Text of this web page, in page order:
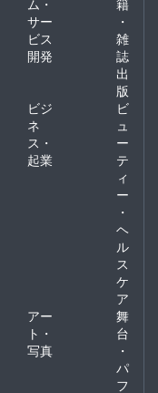
サー
ビス
開発
・
雑
誌
出
版
ビジ
ネ
ス・
起業
ビ
ュ
ー
テ
ィ
ー
・
ヘ
ル
ス
ケ
ア
アー
ト・
写真
舞
台
・
パ
フ